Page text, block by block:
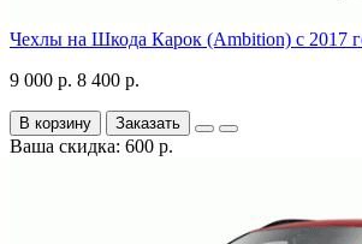
Чехлы на Шкода Карок (Ambition) с 2017
9 000 р. 8 400 р.
В корзину Заказать
Ваша скидка: 600 р.